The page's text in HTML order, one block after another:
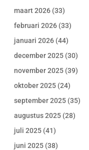
maart 2026 (33)
februari 2026 (33)
januari 2026 (44)
december 2025 (30)
november 2025 (39)
oktober 2025 (24)
september 2025 (35)
augustus 2025 (28)
juli 2025 (41)
juni 2025 (38)